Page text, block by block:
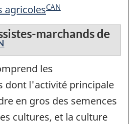
agricolesCAN
marchands de
les
dont l'activité principale
en gros des semences
cultures, et la culture